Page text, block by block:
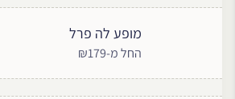
מופע לה פרל
החל מ-₪179